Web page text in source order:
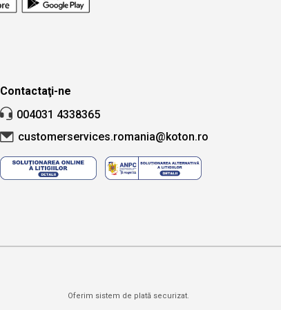
Contactaţi-ne
004031 4338365
customerservices.romania@koton.ro
Oferim sistem de plată securizat.